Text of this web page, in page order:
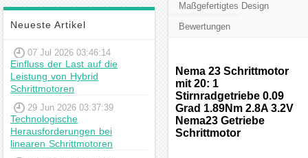
Neueste Artikel
07 Jul 2026 03:46:14
Einfluss der Last auf die
Leistung von Hybrid
Schrittmotoren
29 Jun 2026 03:37:39
Technologische
Herausforderungen bei
linearen Schrittmotoren
Maßgefertigtes Design
Bewertungen
Nema 23 Schrittmotor
mit 20: 1
Stirnradgetriebe 0.09
Grad 1.89Nm 2.8A 3.2V
Nema23 Getriebe
Schrittmotor